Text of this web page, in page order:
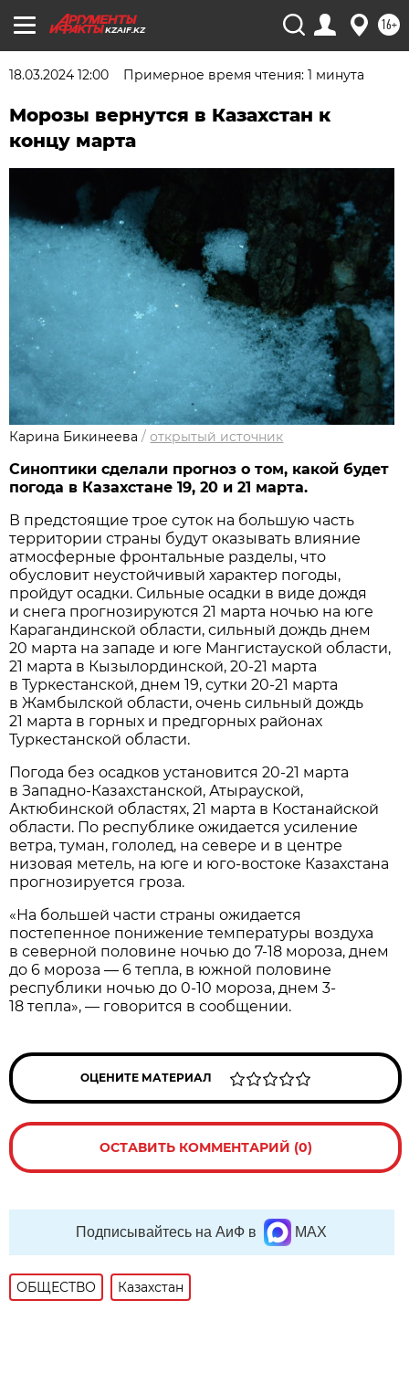
KZAIF.KZ 16+
18.03.2024 12:00 Примерное время чтения: 1 минута
Морозы вернутся в Казахстан к
концу марта
Карина Бикинеева /открытый источник
Синоптики сделали прогноз о том, какой будет
погода в Казахстане 19, 20 и 21 марта.
В предстоящие трое суток на большую часть
территории страны будут оказывать влияние
атмосферные фронтальные разделы, что
обусловит неустойчивый характер погоды,
пройдут осадки. Сильные осадки в виде дождя
и снега прогнозируются 21 марта ночью на юге
Карагандинской области, сильный дождь днем
20 марта на западе и юге Мангистауской области,
21 марта в Кызылординской, 20-21 марта
в Туркестанской, днем 19, сутки 20-21 марта
в Жамбылской области, очень сильный дождь
21 марта в горных и предгорных районах
Туркестанской области.
Погода без осадков установится 20-21 марта
в Западно-Казахстанской, Атырауской,
Актюбинской областях, 21 марта в Костанайской
области. По республике ожидается усиление
ветра, туман, гололед, на севере и в центре
низовая метель, на юге и юго-востоке Казахстана
прогнозируется гроза.
«На большей части страны ожидается
постепенное понижение температуры воздуха
в северной половине ночью до 7-18 мороза, днем
до 6 мороза — 6 тепла, в южной половине
республики ночью до 0-10 мороза, днем 3-
18 тепла», — говорится в сообщении.
ОЦЕНИТЕ МАТЕРИАЛ
ОСТАВИТЬ КОММЕНТАРИЙ (0)
Подписывайтесь на АиФ в MAX
ОБЩЕСТВО Казахстан